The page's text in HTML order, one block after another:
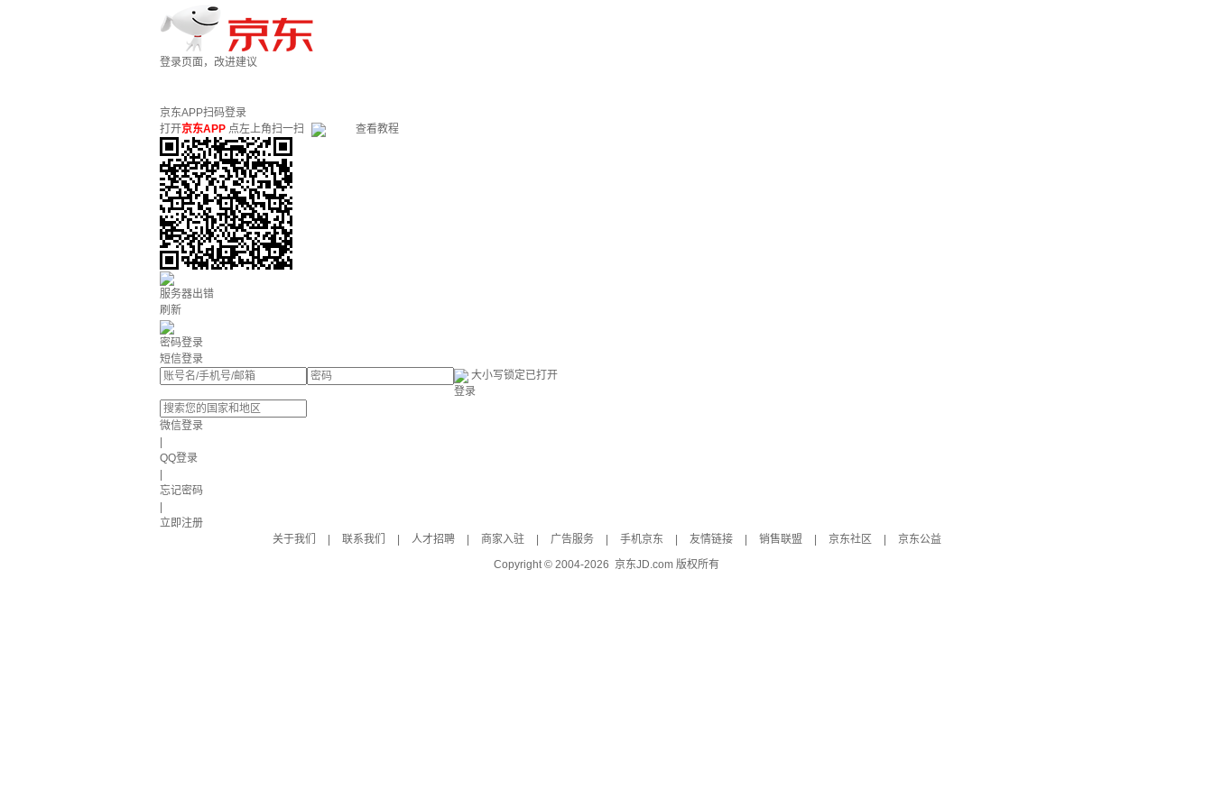
登录页面，改进建议
京东APP扫码登录
打开京东APP 点左上角扫一扫 查看教程
服务器出错
刷新
密码登录
短信登录
大小写锁定已打开
登录
微信登录
QQ登录
忘记密码
立即注册
关于我们
联系我们 人才招聘 商家入驻 广告服务 手机京东 友情链接 销售联盟 京东社区
京东公益
Copyright © 2004-2026 京东JD.com 版权所有